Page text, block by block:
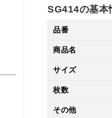
SG414の基本
品番
商品名
サイズ
枚数
その他